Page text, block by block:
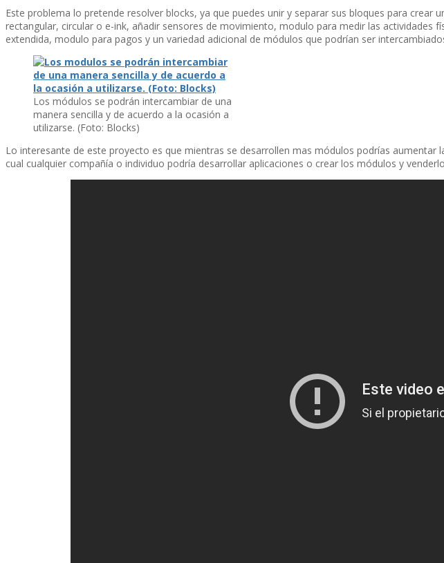
Este problema lo pretende resolver blocks, ya que puedes unir y separar sus bloques para
rectangular, circular o e-ink, añadir sensores de movimiento, modulo para medir las actividades
extendida, modulo para pagos y un variedad adicional de módulos que podrí­an ser
Los módulos se podrán intercambiar de una
manera sencilla y de acuerdo a la ocasión a
utilizarse. (Foto: Blocks)
Lo interesante de este proyecto es que mientras se desarrollen mas módulos podrí­as
cual cualquier compañí­a o individuo podrí­a desarrollar aplicaciones o crear los módulos y